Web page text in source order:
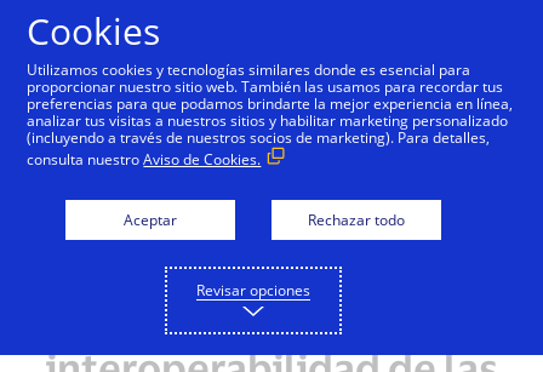
Impulsando la
Cookies
Utilizamos cookies y tecnologías similares donde es esencial para
proporcionar nuestro sitio web. También las usamos para recordar tus
preferencias para que podamos brindarte la mejor experiencia en línea,
analizar tus visitas a nuestros sitios y habilitar marketing personalizado
(incluyendo a través de nuestros socios de marketing). Para detalles,
consulta nuestroAviso de Cookies.
Aceptar Rechazar todo
Revisar opciones